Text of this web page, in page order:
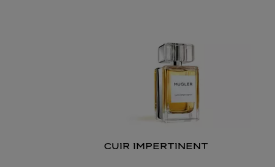
cuir impertinent